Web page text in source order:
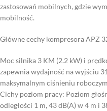
zastosowań mobilnych, gdzie
mobilność.
Główne cechy kompresora APZ
Moc silnika 3 KM (2.2 kW) i
zapewnia wydajność na wyjściu
maksymalnym ciśnieniu
Cichy poziom pracy: Poziom
odległości 1 m, 43 dB(A) w 4 m i